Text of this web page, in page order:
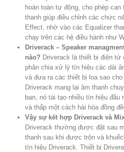
hoàn toàn tự động, cho phép
thanh giúp điều chỉnh các chức
Effect, nhờ vào các Equalizer
chạy trên các hệ điều hành như
Driverack – Speaker
nào? Driverack là thiết bị điện
phân chia xử lý tín hiệu các dải
và đưa ra các thiết bị loa sao
Driverack mang lại âm thanh
bạn, nó tái tạo nhiều tín hiệu đầu
và thấp một cách hài hòa đồng
Vậy sự kết hợp Driverack và
Driverack thường được đặt sau
thanh sau khi được trộn và
tín hiệu Driverack. Thiết bị